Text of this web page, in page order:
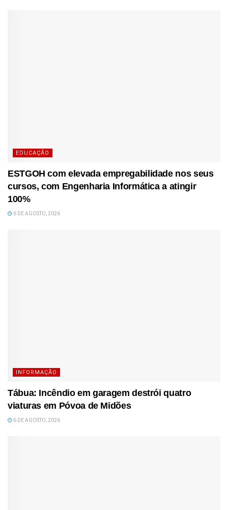
EDUCAÇÃO
ESTGOH com elevada empregabilidade nos seus
cursos, com Engenharia Informática a atingir
100%
6 DE AGOSTO, 2026
INFORMAÇÃO
Tábua: Incêndio em garagem destrói quatro
viaturas em Póvoa de Midões
6 DE AGOSTO, 2026